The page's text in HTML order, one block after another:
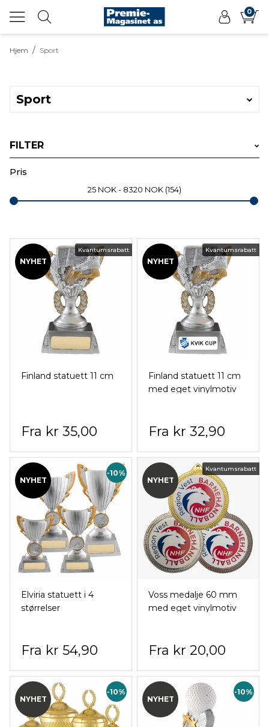
0
/
Hjem Sport
Sport
FILTER
Velg produkttype
Velg sportsgren
Pris
25 NOK 8320 NOK 154
NYHET
Kvantumsrabatt
Finland statuett 11 cm
kr 35,00
NYHET
Kvantumsrabatt
Finland statuett 11 cm
med eget vinylmotiv
kr 32,90
NYHET
Elviria statuett i 4
størrelser
-10%
kr 54,90
NYHET
Kvantumsrabatt
Voss medalje 60 mm
med eget vinylmotiv
kr 20,00
NYHET
-10%
NYHET
-10%